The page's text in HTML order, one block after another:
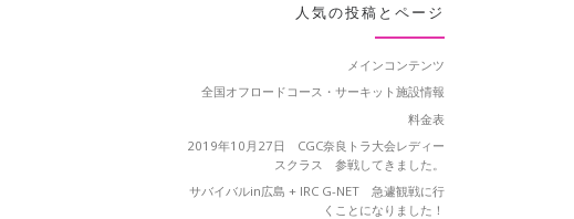
人気の投稿とページ
メインコンテンツ
全国オフロードコース・サーキット施設情報
料金表
2019年10月27日 CGC奈良トラ大会レディー
スクラス 参戦してきました。
サバイバルin広島 + IRC G-NET 急遽観戦に行
くことになりました！